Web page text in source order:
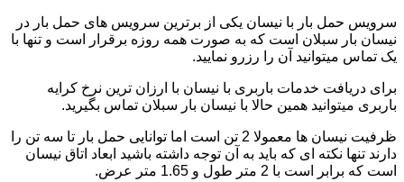
سرویس حمل بار با نیسان یکی از برترین سرویس های حمل بار در
نیسان بار سبلان است که به صورت همه روزه برقرار است و تنها با
یک تماس میتوانید آن را رزرو نمایید.
برای دریافت خدمات باربری با نیسان با ارزان ترین نرخ کرایه
باربری میتوانید همین حالا با نیسان بار سبلان تماس بگیرید.
ظرفیت نیسان ها معمولا 2 تن است اما توانایی حمل بار تا سه تن را
دارند تنها نکته ای که باید به آن توجه داشته باشید ابعاد اتاق نیسان
است که برابر است با 2 متر طول و 1.65 متر عرض.